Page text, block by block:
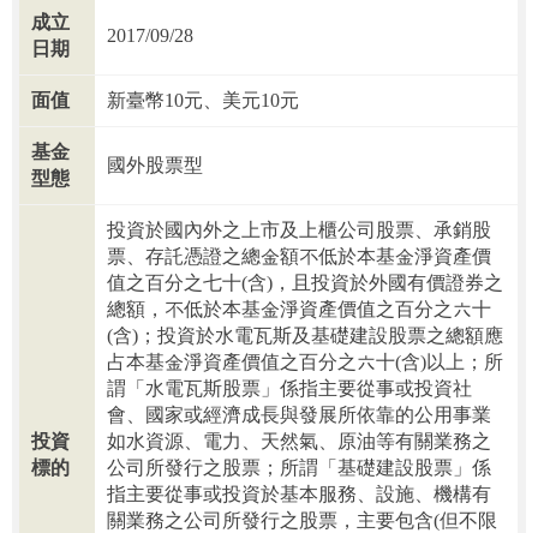
成立
日期
2017/09/28
面值 新臺幣10元、美元10元
基金
型態
國外股票型
投資
標的
投資於國內外之上市及上櫃公司股票、承銷股
票、存託憑證之總金額不低於本基金淨資產價
值之百分之七十(含)，且投資於外國有價證券之
總額，不低於本基金淨資產價值之百分之六十
(含)；投資於水電瓦斯及基礎建設股票之總額應
占本基金淨資產價值之百分之六十(含)以上；所
謂「水電瓦斯股票」係指主要從事或投資社
會、國家或經濟成長與發展所依靠的公用事業
如水資源、電力、天然氣、原油等有關業務之
公司所發行之股票；所謂「基礎建設股票」係
指主要從事或投資於基本服務、設施、機構有
關業務之公司所發行之股票，主要包含(但不限